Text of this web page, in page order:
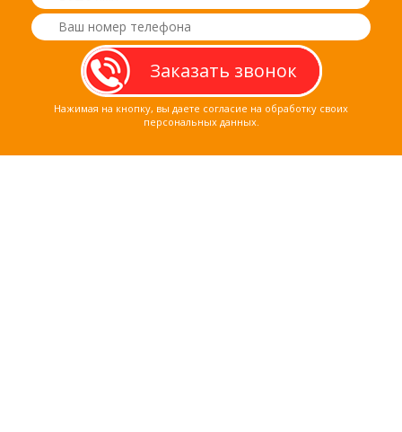
Нажимая на кнопку, вы даете согласие на обработку своих
персональных данных.